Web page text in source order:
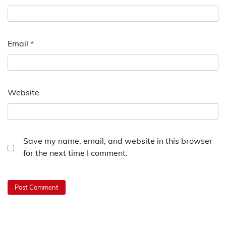
Email *
Website
Save my name, email, and website in this browser
for the next time I comment.